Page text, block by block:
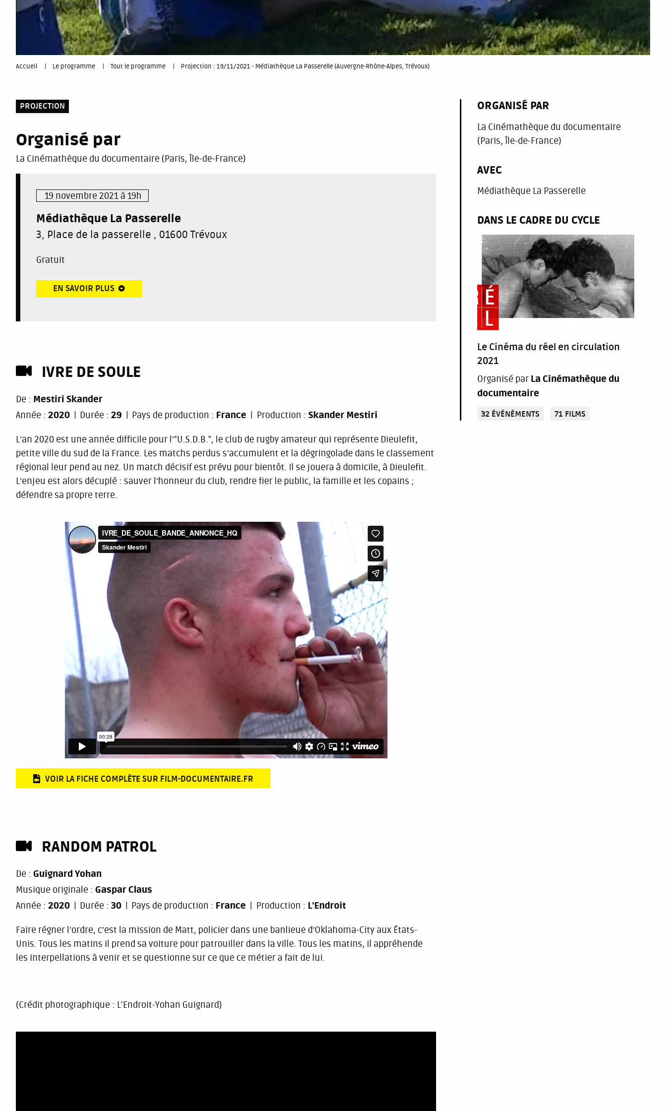
You
are
here
Accueil Le programme Tout le programme Projection : 19/11/2021 - Médiathèque La Passerelle (Auvergne-Rhône-Alpes, Trévoux)
PROJECTION
Organisé par
La Cinémathèque du documentaire (Paris, Île-de-France)
19 novembre 2021 à 19h
Médiathèque La Passerelle
3, Place de la passerelle , 01600 Trévoux
Gratuit
EN SAVOIR PLUS
IVRE DE SOULE
De : Mestiri Skander
Année : 2020 Durée : 29 Pays de production : France Production : Skander Mestiri
L’an 2020 est une année difficile pour l’"U.S.D.B.", le club de rugby amateur qui représente Dieulefit,
petite ville du sud de la France. Les matchs perdus s’accumulent et la dégringolade dans le classement
régional leur pend au nez. Un match décisif est prévu pour bientôt. Il se jouera à domicile, à Dieulefit.
L’enjeu est alors décuplé : sauver l’honneur du club, rendre fier le public, la famille et les copains ;
défendre sa propre terre.
VOIR LA FICHE COMPLÈTE SUR FILM-DOCUMENTAIRE.FR
RANDOM PATROL
De : Guignard Yohan
Musique originale : Gaspar Claus
Année : 2020 Durée : 30 Pays de production : France Production : L'Endroit
Faire régner l’ordre, c’est la mission de Matt, policier dans une banlieue d’Oklahoma-City aux États-
Unis. Tous les matins il prend sa voiture pour patrouiller dans la ville. Tous les matins, il appréhende
les interpellations à venir et se questionne sur ce que ce métier a fait de lui.
(Crédit photographique : L'Endroit-Yohan Guignard)
ORGANISÉ PAR
La Cinémathèque du documentaire
(Paris, Île-de-France)
AVEC
Médiathèque La Passerelle
DANS LE CADRE DU CYCLE
Le Cinéma du réel en circulation
2021
Organisé par La Cinémathèque du
documentaire
32 ÉVÉNÉMENTS 71 FILMS